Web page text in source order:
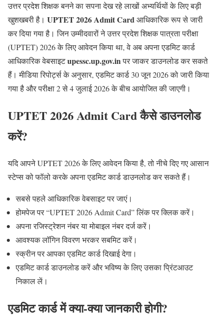
उत्तर प्रदेश शिक्षक बनने का सपना देख रहे लाखों अभ्यर्थियों के लिए बड़ी
खुशखबरी है। UPTET 2026 Admit Cardआधिकारिक रूप से जारी
कर दिया गया है। जिन उम्मीदवारों ने उत्तर प्रदेश शिक्षक पात्रता परीक्षा
(UPTET) 2026 के लिए आवेदन किया था, वे अब अपना एडमिट कार्ड
आधिकारिक वेबसाइटupessc.up.gov.inपर जाकर डाउनलोड कर सकते
हैं। मीडिया रिपोर्ट्स के अनुसार, एडमिट कार्ड 30 जून 2026 को जारी किया
गया है और परीक्षा 2 से 4 जुलाई 2026 के बीच आयोजित की जाएगी।
UPTET 2026 Admit Card कैसे डाउनलोड
करें?
यदि आपने UPTET 2026 के लिए आवेदन किया है, तो नीचे दिए गए आसान
स्टेप्स को फॉलो करके अपना एडमिट कार्ड डाउनलोड कर सकते हैं।
सबसे पहले आधिकारिक वेबसाइट पर जाएं।
होमपेज पर “UPTET 2026 Admit Card” लिंक पर क्लिक करें।
अपना रजिस्ट्रेशन नंबर या मोबाइल नंबर दर्ज करें।
आवश्यक लॉगिन विवरण भरकर सबमिट करें।
स्क्रीन पर आपका एडमिट कार्ड दिखाई देगा।
एडमिट कार्ड डाउनलोड करें और भविष्य के लिए उसका प्रिंटआउट
निकाल लें।
एडमिट कार्ड में क्या-क्या जानकारी होगी?